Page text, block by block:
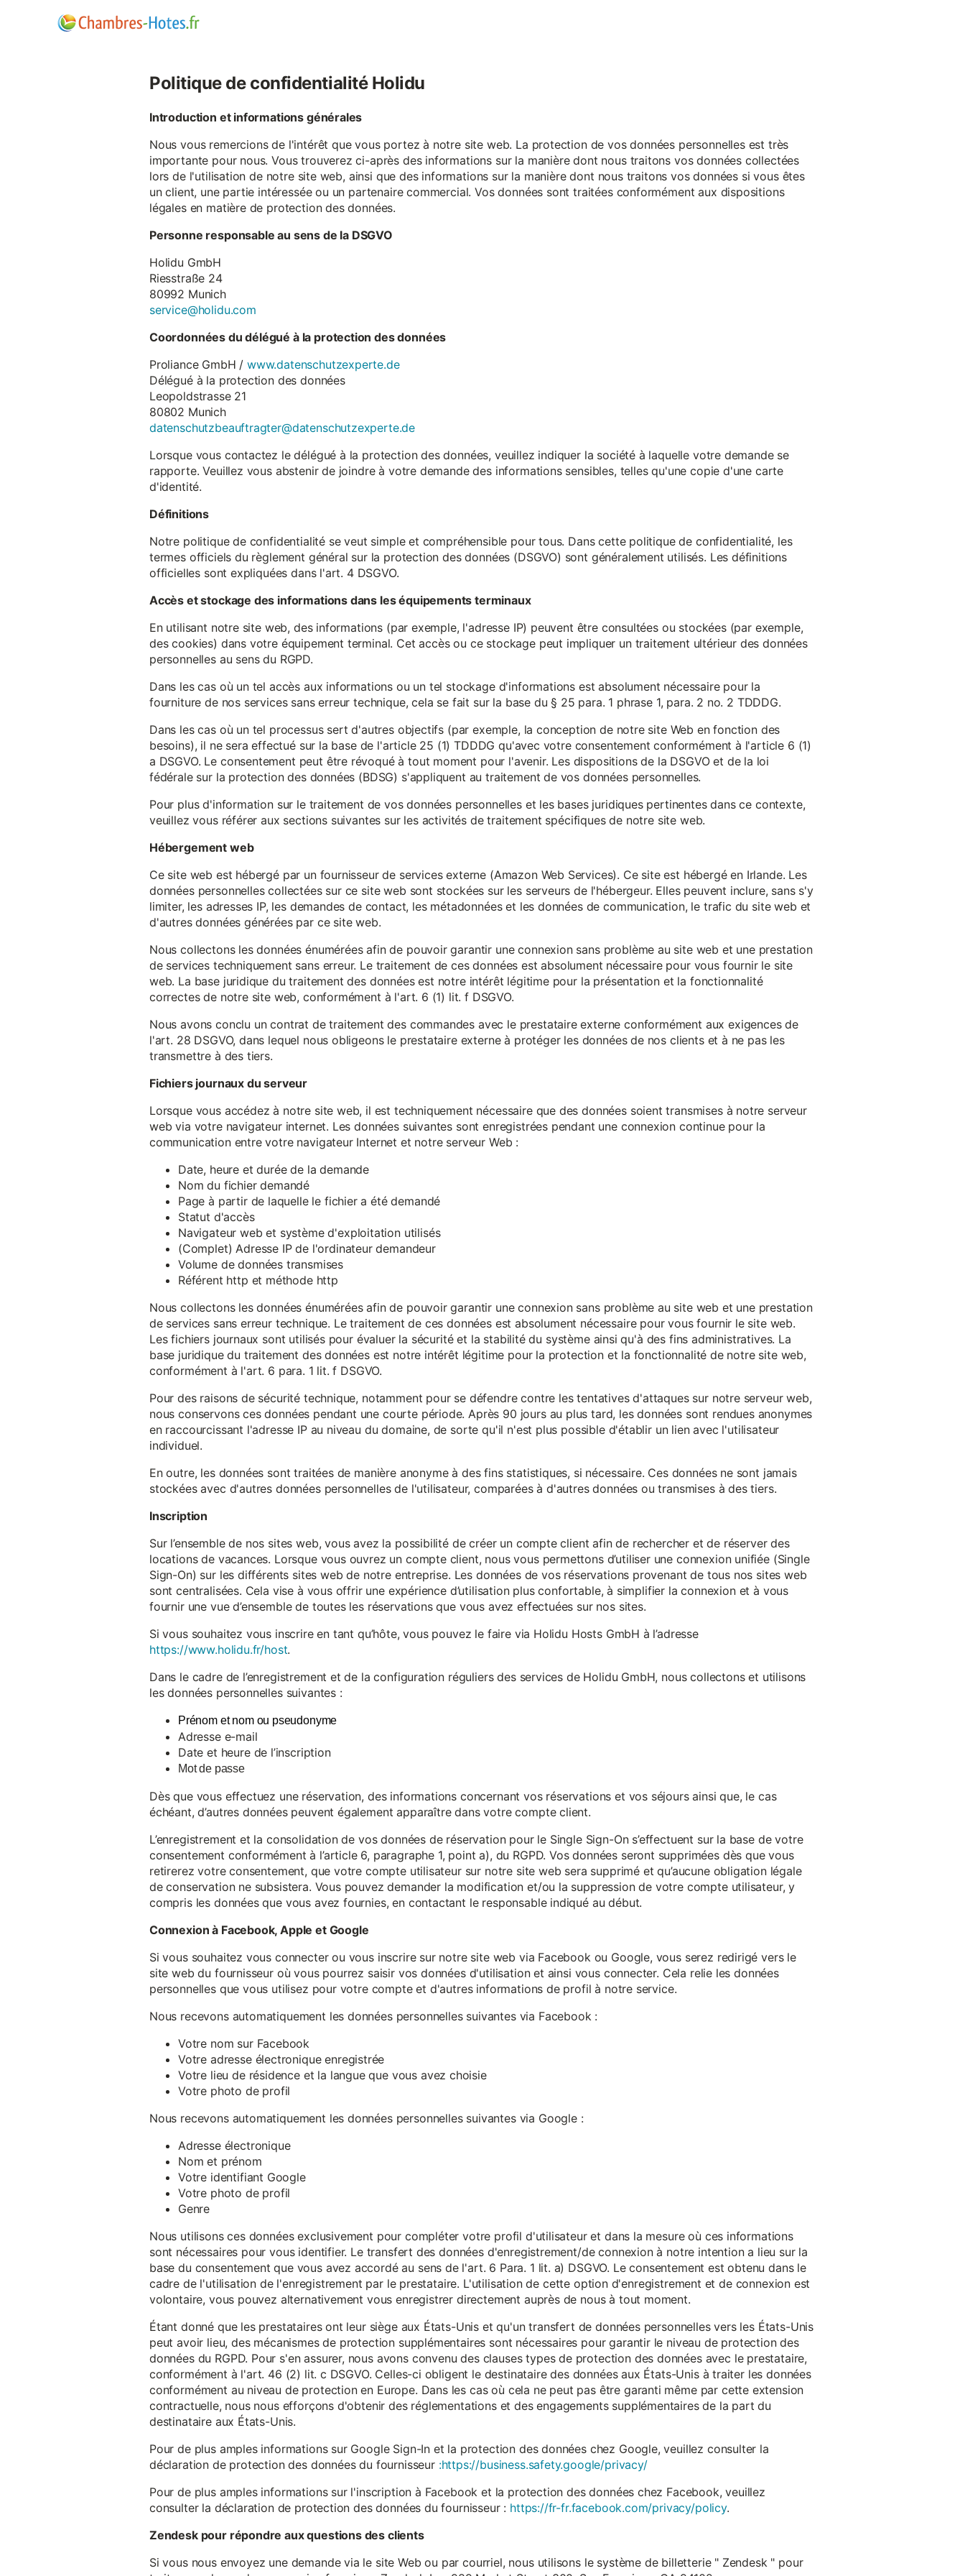
Politique de confidentialité Holidu
Introduction et informations générales
Nous vous remercions de l'intérêt que vous portez à notre site web. La protection de vos données personnelles est très
importante pour nous. Vous trouverez ci-après des informations sur la manière dont nous traitons vos données collectées
lors de l'utilisation de notre site web, ainsi que des informations sur la manière dont nous traitons vos données si vous êtes
un client, une partie intéressée ou un partenaire commercial. Vos données sont traitées conformément aux dispositions
légales en matière de protection des données.
Personne responsable au sens de la DSGVO
Holidu GmbH
Riesstraße 24
80992 Munich
service@holidu.com
Coordonnées du délégué à la protection des données
Proliance GmbH /www.datenschutzexperte.de
Délégué à la protection des données
Leopoldstrasse 21
80802 Munich
datenschutzbeauftragter@datenschutzexperte.de
Lorsque vous contactez le délégué à la protection des données, veuillez indiquer la société à laquelle votre demande se
rapporte. Veuillez vous abstenir de joindre à votre demande des informations sensibles, telles qu'une copie d'une carte
d'identité.
Définitions
Notre politique de confidentialité se veut simple et compréhensible pour tous. Dans cette politique de confidentialité, les
termes officiels du règlement général sur la protection des données (DSGVO) sont généralement utilisés. Les définitions
officielles sont expliquées dans l'art. 4 DSGVO.
Accès et stockage des informations dans les équipements terminaux
En utilisant notre site web, des informations (par exemple, l'adresse IP) peuvent être consultées ou stockées (par exemple,
des cookies) dans votre équipement terminal. Cet accès ou ce stockage peut impliquer un traitement ultérieur des données
personnelles au sens du RGPD.
Dans les cas où un tel accès aux informations ou un tel stockage d'informations est absolument nécessaire pour la
fourniture de nos services sans erreur technique, cela se fait sur la base du § 25 para. 1 phrase 1, para. 2 no. 2 TDDDG.
Dans les cas où un tel processus sert d'autres objectifs (par exemple, la conception de notre site Web en fonction des
besoins), il ne sera effectué sur la base de l'article 25 (1) TDDDG qu'avec votre consentement conformément à l'article 6 (1)
a DSGVO. Le consentement peut être révoqué à tout moment pour l'avenir. Les dispositions de la DSGVO et de la loi
fédérale sur la protection des données (BDSG) s'appliquent au traitement de vos données personnelles.
Pour plus d'information sur le traitement de vos données personnelles et les bases juridiques pertinentes dans ce contexte,
veuillez vous référer aux sections suivantes sur les activités de traitement spécifiques de notre site web.
Hébergement web
Ce site web est hébergé par un fournisseur de services externe (Amazon Web Services). Ce site est hébergé en Irlande. Les
données personnelles collectées sur ce site web sont stockées sur les serveurs de l'hébergeur. Elles peuvent inclure, sans s'y
limiter, les adresses IP, les demandes de contact, les métadonnées et les données de communication, le trafic du site web et
d'autres données générées par ce site web.
Nous collectons les données énumérées afin de pouvoir garantir une connexion sans problème au site web et une prestation
de services techniquement sans erreur. Le traitement de ces données est absolument nécessaire pour vous fournir le site
web. La base juridique du traitement des données est notre intérêt légitime pour la présentation et la fonctionnalité
correctes de notre site web, conformément à l'art. 6 (1) lit. f DSGVO.
Nous avons conclu un contrat de traitement des commandes avec le prestataire externe conformément aux exigences de
l'art. 28 DSGVO, dans lequel nous obligeons le prestataire externe à protéger les données de nos clients et à ne pas les
transmettre à des tiers.
Fichiers journaux du serveur
Lorsque vous accédez à notre site web, il est techniquement nécessaire que des données soient transmises à notre serveur
web via votre navigateur internet. Les données suivantes sont enregistrées pendant une connexion continue pour la
communication entre votre navigateur Internet et notre serveur Web :
Date, heure et durée de la demande
Nom du fichier demandé
Page à partir de laquelle le fichier a été demandé
Statut d'accès
Navigateur web et système d'exploitation utilisés
(Complet) Adresse IP de l'ordinateur demandeur
Volume de données transmises
Référent http et méthode http
Nous collectons les données énumérées afin de pouvoir garantir une connexion sans problème au site web et une prestation
de services sans erreur technique. Le traitement de ces données est absolument nécessaire pour vous fournir le site web.
Les fichiers journaux sont utilisés pour évaluer la sécurité et la stabilité du système ainsi qu'à des fins administratives. La
base juridique du traitement des données est notre intérêt légitime pour la protection et la fonctionnalité de notre site web,
conformément à l'art. 6 para. 1 lit. f DSGVO.
Pour des raisons de sécurité technique, notamment pour se défendre contre les tentatives d'attaques sur notre serveur web,
nous conservons ces données pendant une courte période. Après 90 jours au plus tard, les données sont rendues anonymes
en raccourcissant l'adresse IP au niveau du domaine, de sorte qu'il n'est plus possible d'établir un lien avec l'utilisateur
individuel.
En outre, les données sont traitées de manière anonyme à des fins statistiques, si nécessaire. Ces données ne sont jamais
stockées avec d'autres données personnelles de l'utilisateur, comparées à d'autres données ou transmises à des tiers.
Inscription
Sur l’ensemble de nos sites web, vous avez la possibilité de créer un compte client afin de rechercher et de réserver des
locations de vacances. Lorsque vous ouvrez un compte client, nous vous permettons d’utiliser une connexion unifiée (Single
Sign-On) sur les différents sites web de notre entreprise. Les données de vos réservations provenant de tous nos sites web
sont centralisées. Cela vise à vous offrir une expérience d’utilisation plus confortable, à simplifier la connexion et à vous
fournir une vue d’ensemble de toutes les réservations que vous avez effectuées sur nos sites.
Si vous souhaitez vous inscrire en tant qu’hôte, vous pouvez le faire via Holidu Hosts GmbH à l’adresse
https://www.holidu.fr/host.
Dans le cadre de l’enregistrement et de la configuration réguliers des services de Holidu GmbH, nous collectons et utilisons
les données personnelles suivantes :
Prénom et nom ou pseudonyme
Adresse e-mail
Date et heure de l’inscription
Mot de passe
Dès que vous effectuez une réservation, des informations concernant vos réservations et vos séjours ainsi que, le cas
échéant, d’autres données peuvent également apparaître dans votre compte client.
L’enregistrement et la consolidation de vos données de réservation pour le Single Sign-On s’effectuent sur la base de votre
consentement conformément à l’article 6, paragraphe 1, point a), du RGPD. Vos données seront supprimées dès que vous
retirerez votre consentement, que votre compte utilisateur sur notre site web sera supprimé et qu’aucune obligation légale
de conservation ne subsistera. Vous pouvez demander la modification et/ou la suppression de votre compte utilisateur, y
compris les données que vous avez fournies, en contactant le responsable indiqué au début.
Connexion à Facebook, Apple et Google
Si vous souhaitez vous connecter ou vous inscrire sur notre site web via Facebook ou Google, vous serez redirigé vers le
site web du fournisseur où vous pourrez saisir vos données d'utilisation et ainsi vous connecter. Cela relie les données
personnelles que vous utilisez pour votre compte et d'autres informations de profil à notre service.
Nous recevons automatiquement les données personnelles suivantes via Facebook :
Votre nom sur Facebook
Votre adresse électronique enregistrée
Votre lieu de résidence et la langue que vous avez choisie
Votre photo de profil
Nous recevons automatiquement les données personnelles suivantes via Google :
Adresse électronique
Nom et prénom
Votre identifiant Google
Votre photo de profil
Genre
Nous utilisons ces données exclusivement pour compléter votre profil d'utilisateur et dans la mesure où ces informations
sont nécessaires pour vous identifier. Le transfert des données d'enregistrement/de connexion à notre intention a lieu sur la
base du consentement que vous avez accordé au sens de l'art. 6 Para. 1 lit. a) DSGVO. Le consentement est obtenu dans le
cadre de l'utilisation de l'enregistrement par le prestataire. L'utilisation de cette option d'enregistrement et de connexion est
volontaire, vous pouvez alternativement vous enregistrer directement auprès de nous à tout moment.
Étant donné que les prestataires ont leur siège aux États-Unis et qu'un transfert de données personnelles vers les États-Unis
peut avoir lieu, des mécanismes de protection supplémentaires sont nécessaires pour garantir le niveau de protection des
données du RGPD. Pour s'en assurer, nous avons convenu des clauses types de protection des données avec le prestataire,
conformément à l'art. 46 (2) lit. c DSGVO. Celles-ci obligent le destinataire des données aux États-Unis à traiter les données
conformément au niveau de protection en Europe. Dans les cas où cela ne peut pas être garanti même par cette extension
contractuelle, nous nous efforçons d'obtenir des réglementations et des engagements supplémentaires de la part du
destinataire aux États-Unis.
Pour de plus amples informations sur Google Sign-In et la protection des données chez Google, veuillez consulter la
déclaration de protection des données du fournisseur :https://business.safety.google/privacy/
Pour de plus amples informations sur l'inscription à Facebook et la protection des données chez Facebook, veuillez
consulter la déclaration de protection des données du fournisseur : https://fr-fr.facebook.com/privacy/policy.
Zendesk pour répondre aux questions des clients
Si vous nous envoyez une demande via le site Web ou par courriel, nous utilisons le système de billetterie " Zendesk " pour